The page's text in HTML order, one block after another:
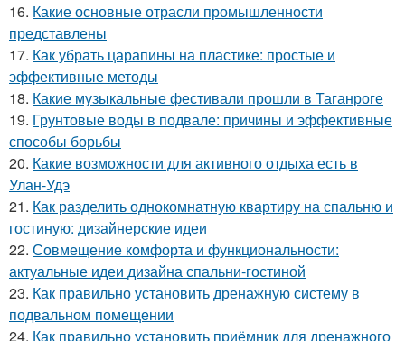
16. Какие основные отрасли промышленности
представлены
17. Как убрать царапины на пластике: простые и
эффективные методы
18. Какие музыкальные фестивали прошли в Таганроге
19. Грунтовые воды в подвале: причины и эффективные
способы борьбы
20. Какие возможности для активного отдыха есть в
Улан-Удэ
21. Как разделить однокомнатную квартиру на спальню и
гостиную: дизайнерские идеи
22. Совмещение комфорта и функциональности:
актуальные идеи дизайна спальни-гостиной
23. Как правильно установить дренажную систему в
подвальном помещении
24. Как правильно установить приёмник для дренажного